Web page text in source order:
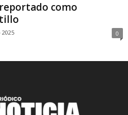
como
0